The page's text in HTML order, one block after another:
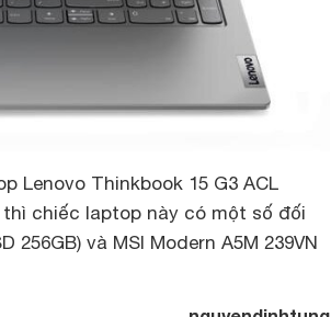
Lenovo Thinkbook 15 G3 ACL
thì chiếc laptop này có một số đối
256GB) và MSI Modern A5M 239VN